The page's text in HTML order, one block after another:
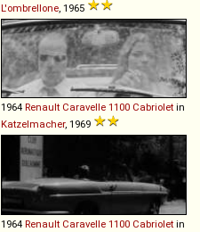
L'ombrellone , 1965
1964 Renault Caravelle 1100 Cabriolet in
Katzelmacher, 1969
1964 Renault Caravelle 1100 Cabriolet in